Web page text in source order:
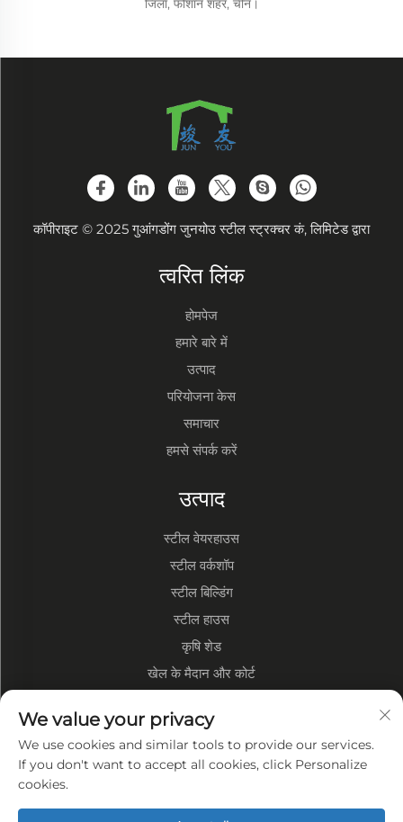
जिला, फोशान शहर, चीन।
कॉपीराइट © 2025 गुआंगडोंग जुनयोउ स्टील स्ट्रक्चर कं, लिमिटेड द्वारा
त्वरित लिंक
होमपेज
हमारे बारे में
उत्पाद
परियोजना केस
समाचार
हमसे संपर्क करें
उत्पाद
स्टील वेयरहाउस
स्टील वर्कशॉप
स्टील बिल्डिंग
स्टील हाउस
कृषि शेड
खेल के मैदान और कोर्ट
कंपनी के बारे में
कंपनी प्रोफ़ाइल
We value your privacy
We use cookies and similar tools to provide our services.
If you don't want to accept all cookies, click Personalize
cookies.